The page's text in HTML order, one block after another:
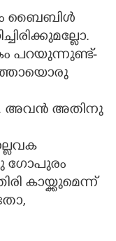
ബൈബിൾ
പറയുന്നുണ്ട്-
അവൻ അതിനു
ഗോപുരം
കായ്ക്കുമെന്ന്